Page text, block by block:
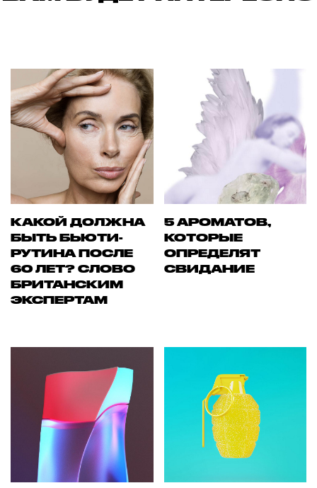
КАКОЙ ДОЛЖНА
БЫТЬ БЬЮТИ-
РУТИНА ПОСЛЕ
60 ЛЕТ? СЛОВО
БРИТАНСКИМ
ЭКСПЕРТАМ
5 АРОМАТОВ,
КОТОРЫЕ
ОПРЕДЕЛЯТ
СВИДАНИЕ